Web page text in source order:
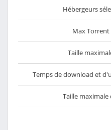
Hébergeurs
Max Torrent
Taille
Temps de download et
Taille